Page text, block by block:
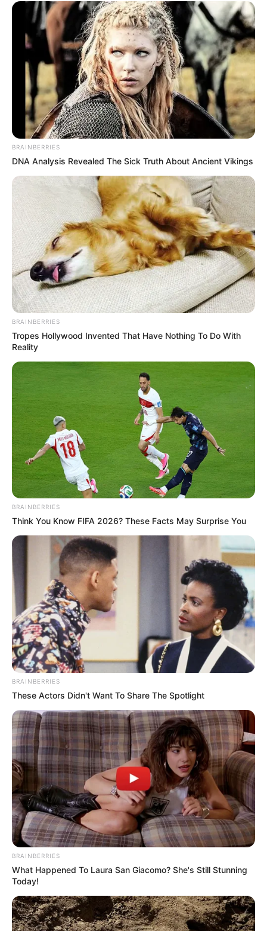
BRAINBERRIES
DNA Analysis Revealed The Sick Truth About Ancient Vikings
BRAINBERRIES
Tropes Hollywood Invented That Have Nothing To Do With
Reality
BRAINBERRIES
Think You Know FIFA 2026? These Facts May Surprise You
BRAINBERRIES
These Actors Didn't Want To Share The Spotlight
BRAINBERRIES
What Happened To Laura San Giacomo? She's Still Stunning
Today!